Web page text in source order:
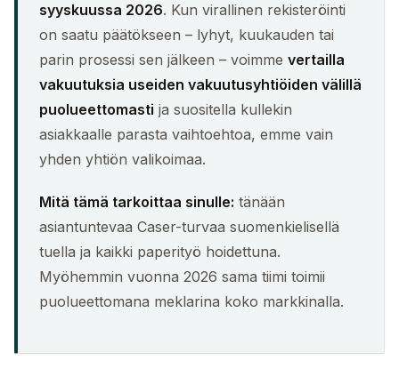
syyskuussa 2026. Kun virallinen rekisteröinti
on saatu päätökseen – lyhyt, kuukauden tai
parin prosessi sen jälkeen – voimme vertailla
vakuutuksia useiden vakuutusyhtiöiden välillä
puolueettomasti ja suositella kullekin
asiakkaalle parasta vaihtoehtoa, emme vain
yhden yhtiön valikoimaa.
Mitä tämä tarkoittaa sinulle: tänään
asiantuntevaa Caser-turvaa suomenkielisellä
tuella ja kaikki paperityö hoidettuna.
Myöhemmin vuonna 2026 sama tiimi toimii
puolueettomana meklarina koko markkinalla.